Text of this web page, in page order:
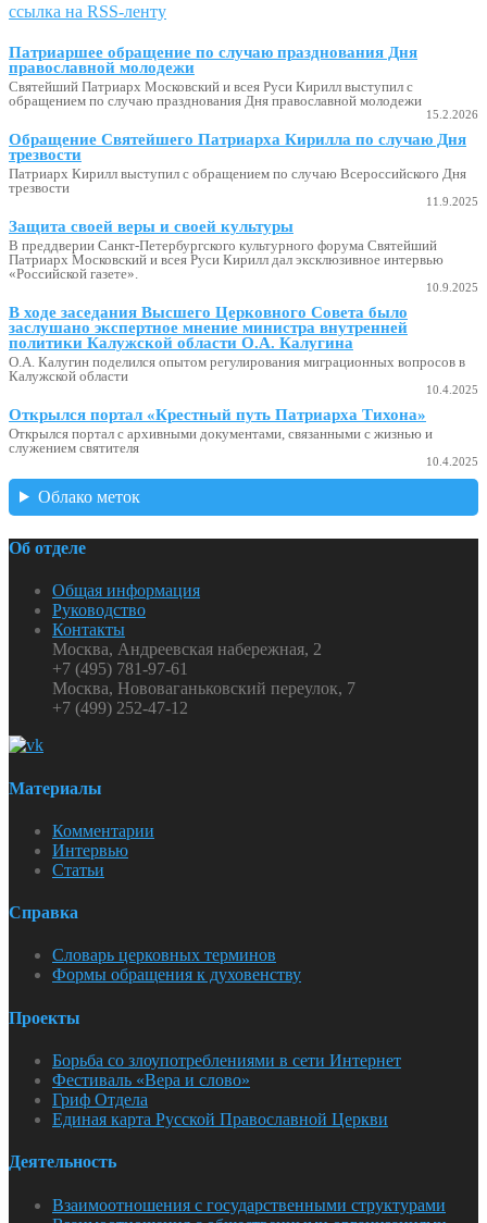
ссылка на RSS-ленту
Патриаршее обращение по случаю празднования Дня
православной молодежи
Святейший Патриарх Московский и всея Руси Кирилл выступил с
обращением по случаю празднования Дня православной молодежи
15.2.2026
Обращение Святейшего Патриарха Кирилла по случаю Дня
трезвости
Патриарх Кирилл выступил с обращением по случаю Всероссийского Дня
трезвости
11.9.2025
Защита своей веры и своей культуры
В преддверии Санкт-Петербургского культурного форума Святейший
Патриарх Московский и всея Руси Кирилл дал эксклюзивное интервью
«Российской газете».
10.9.2025
В ходе заседания Высшего Церковного Совета было
заслушано экспертное мнение министра внутренней
политики Калужской области О.А. Калугина
О.А. Калугин поделился опытом регулирования миграционных вопросов в
Калужской области
10.4.2025
Открылся портал «Крестный путь Патриарха Тихона»
Открылся портал с архивными документами, связанными с жизнью и
служением святителя
10.4.2025
Облако меток
Об отделе
Общая информация
Руководство
Контакты
Москва, Андреевская набережная, 2
+7 (495) 781-97-61
Москва, Нововаганьковский переулок, 7
+7 (499) 252-47-12
Материалы
Комментарии
Интервью
Статьи
Справка
Словарь церковных терминов
Формы обращения к духовенству
Проекты
Борьба со злоупотреблениями в сети Интернет
Фестиваль «Вера и слово»
Гриф Отдела
Единая карта Русской Православной Церкви
Деятельность
Взаимоотношения с государственными структурами